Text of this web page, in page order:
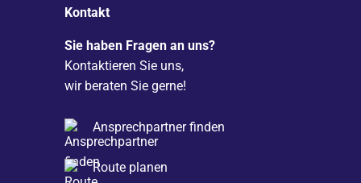
Kontakt
Sie haben Fragen an uns?
Kontaktieren Sie uns,
wir beraten Sie gerne!
Ansprechpartner finden
Route planen